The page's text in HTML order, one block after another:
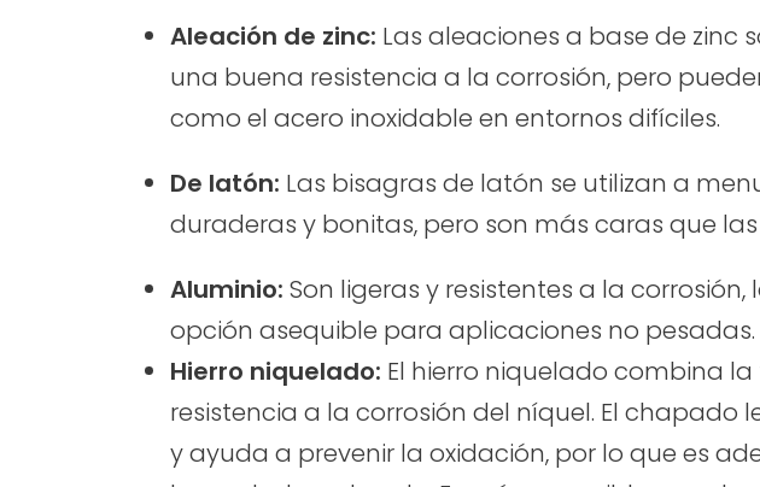
Aleación de zinc: Las aleaciones a base de zinc
una buena resistencia a la corrosión, pero
como el acero inoxidable en entornos difíciles.
De latón: Las bisagras de latón se utilizan a
duraderas y bonitas, pero son más caras que
Aluminio: Son ligeras y resistentes a la
opción asequible para aplicaciones no pesadas.
Hierro niquelado: El hierro niquelado combina
resistencia a la corrosión del níquel. El
y ayuda a prevenir la oxidación, por lo que es